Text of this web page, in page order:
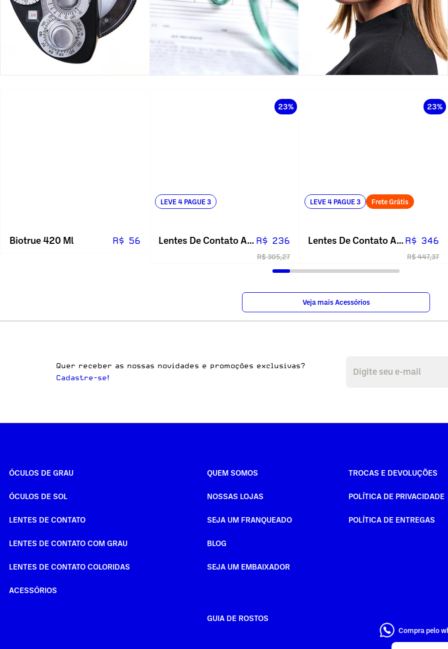
Biotrue 420 Ml R$ 56
23%
LEVE 4 PAGUE 3
Lentes De Contato Air Optix Plus Hydraglyde R$ 236
R$ 305,27
23%
LEVE 4 PAGUE 3 Frete Grátis
Lentes De Contato Air Optix Plus Hydraglyde AstigmatismR$ 346
R$ 447,37
Veja mais Acessórios
Quer receber as nossas novidades e promoções exclusivas?
Cadastre-se!
ÓCULOS DE GRAU
ÓCULOS DE SOL
LENTES DE CONTATO
LENTES DE CONTATO COM GRAU
LENTES DE CONTATO COLORIDAS
ACESSÓRIOS
QUEM SOMOS
NOSSAS LOJAS
SEJA UM FRANQUEADO
BLOG
SEJA UM EMBAIXADOR
GUIA DE ROSTOS
TROCAS E DEVOLUÇÕES
POLÍTICA DE PRIVACIDADE
POLÍTICA DE ENTREGAS
Compra pelo